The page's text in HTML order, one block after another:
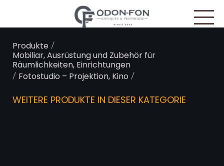
Produkte/
Mobiliar, Ausrüstung und Zubehör für
Räumlichkeiten, Einrichtungen
/ Fotostudio – Projektion, Kino /
WEITERE PRODUKTE IN DIESER KATEGORIE